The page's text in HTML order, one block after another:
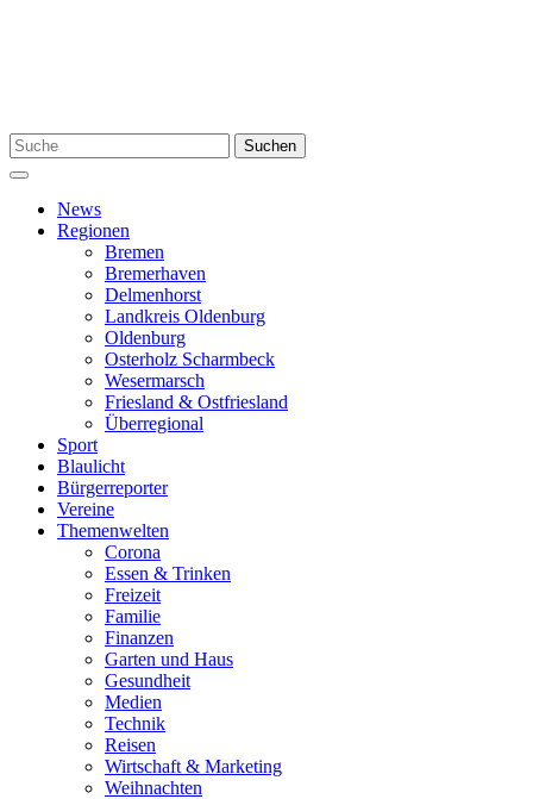
Suchen
nach:
Suchen
Menü
News
Regionen
Bremen
Bremerhaven
Delmenhorst
Landkreis Oldenburg
Oldenburg
Osterholz Scharmbeck
Wesermarsch
Friesland & Ostfriesland
Überregional
Sport
Blaulicht
Bürgerreporter
Vereine
Themenwelten
Corona
Essen & Trinken
Freizeit
Familie
Finanzen
Garten und Haus
Gesundheit
Medien
Technik
Reisen
Wirtschaft & Marketing
Weihnachten